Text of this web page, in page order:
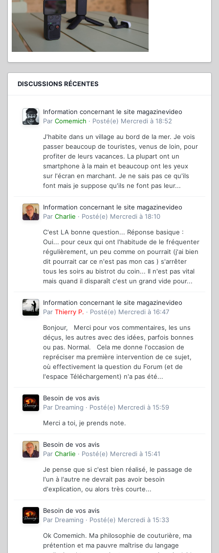
DISCUSSIONS RÉCENTES
Information concernant le site magazinevideo
Par Comemich · Posté(e) Mercredi à 18:52
J'habite dans un village au bord de la mer. Je vois
passer beaucoup de touristes, venus de loin, pour
profiter de leurs vacances. La plupart ont un
smartphone à la main et beaucoup ont les yeux
sur l'écran en marchant. Je ne sais pas ce qu'ils
font mais je suppose qu'ils ne font pas leur...
Information concernant le site magazinevideo
Par Charlie · Posté(e) Mercredi à 18:10
C'est LA bonne question... Réponse basique :
Oui... pour ceux qui ont l'habitude de le fréquenter
régulièrement, un peu comme on pourrait (j'ai bien
dit pourrait car ce n'est pas mon cas ) s'arrêter
tous les soirs au bistrot du coin... Il n'est pas vital
mais quand il disparaît c'est un grand vide pour...
Information concernant le site magazinevideo
Par Thierry P. · Posté(e) Mercredi à 16:47
Bonjour, Merci pour vos commentaires, les uns
déçus, les autres avec des idées, parfois bonnes
ou pas. Normal. Cela me donne l'occasion de
repréciser ma première intervention de ce sujet,
où effectivement la question du Forum (et de
l'espace Téléchargement) n'a pas été...
Besoin de vos avis
Par Dreaming · Posté(e) Mercredi à 15:59
Merci a toi, je prends note.
Besoin de vos avis
Par Charlie · Posté(e) Mercredi à 15:41
Je pense que si c'est bien réalisé, le passage de
l'un à l'autre ne devrait pas avoir besoin
d'explication, ou alors très courte...
Besoin de vos avis
Par Dreaming · Posté(e) Mercredi à 15:33
Ok Comemich. Ma philosophie de couturière, ma
prétention et ma pauvre maîtrise du langage